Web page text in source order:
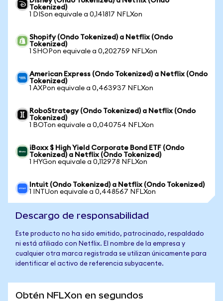
Tokenized)
1 DISon equivale a 0,141817 NFLXon
Shopify (Ondo Tokenized) a Netflix (Ondo
Tokenized)
1 SHOPon equivale a 0,202759 NFLXon
American Express (Ondo Tokenized) a Netflix (Ondo
Tokenized)
1 AXPon equivale a 0,463937 NFLXon
RoboStrategy (Ondo Tokenized) a Netflix (Ondo
Tokenized)
1 BOTon equivale a 0,040754 NFLXon
iBoxx $ High Yield Corporate Bond ETF (Ondo
Tokenized) a Netflix (Ondo Tokenized)
1 HYGon equivale a 0,112978 NFLXon
Intuit (Ondo Tokenized) a Netflix (Ondo Tokenized)
1 INTUon equivale a 0,448567 NFLXon
Descargo de responsabilidad
Este producto no ha sido emitido, patrocinado, respaldado
ni está afiliado con Netflix. El nombre de la empresa y
cualquier otra marca registrada se utilizan únicamente para
identificar el activo de referencia subyacente.
Obtén NFLXon en segundos